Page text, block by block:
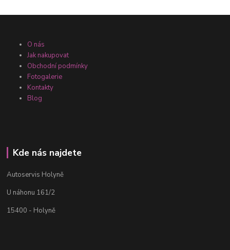
O nás
Jak nakupovat
Obchodní podmínky
Fotogalerie
Kontakty
Blog
Kde nás najdete
Autoservis Holyně
U náhonu 161/2
15400 - Holyně